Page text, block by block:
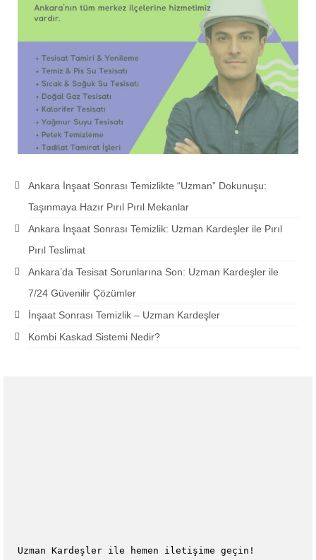
Ankara İnşaat Sonrası Temizlikte “Uzman” Dokunuşu:
Taşınmaya Hazır Pırıl Pırıl Mekanlar
Ankara İnşaat Sonrası Temizlik: Uzman Kardeşler ile Pırıl
Pırıl Teslimat
Ankara’da Tesisat Sorunlarına Son: Uzman Kardeşler ile
7/24 Güvenilir Çözümler
İnşaat Sonrası Temizlik – Uzman Kardeşler
Kombi Kaskad Sistemi Nedir?
Uzman Kardeşler ile hemen iletişime geçin!